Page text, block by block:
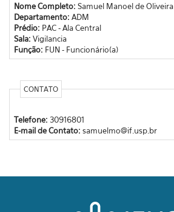
Nome Completo: Samuel Manoel de Oliveira
Departamento: ADM
Prédio: PAC - Ala Central
Sala: Vigilancia
Função: FUN - Funcionário(a)
CONTATO
Telefone: 30916801
E-mail de Contato: samuelmo@if.usp.br